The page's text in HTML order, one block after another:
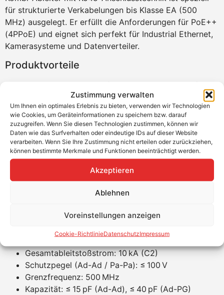
Zustimmung verwalten
Um Ihnen ein optimales Erlebnis zu bieten, verwenden wir Technologien
wie Cookies, um Geräteinformationen zu speichern bzw. darauf
zuzugreifen. Wenn Sie diesen Technologien zustimmen, können wir
Daten wie das Surfverhalten oder eindeutige IDs auf dieser Website
verarbeiten. Wenn Sie Ihre Zustimmung nicht erteilen oder zurückziehen,
können bestimmte Merkmale und Funktionen beeinträchtigt werden.
Akzeptieren
Ablehnen
Voreinstellungen anzeigen
Cookie-RichtlinieDatenschutzImpressum
für strukturierte Verkabelungen bis Klasse EA (500
MHz) ausgelegt. Er erfüllt die Anforderungen für PoE++
(4PPoE) und eignet sich perfekt für Industrial Ethernet,
Kamerasysteme und Datenverteiler.
Produktvorteile
Zuverlässiger Schutz für Ethernet bis 10 GBit/s
Geeignet für PoE, PoE+ und 4PPoE-Anwendungen
Ideal für strukturierte Netzwerke nach Klasse EA
bis 500 MHz
Einfache Montage auf Hutschiene mit RJ45-
Anschlüssen
Statusanzeige für schnelle Wartung
Vollgeschirmtes Gehäuse mit optionaler
Erdanbindung
Produkteigenschaften
Nennspannung: 3,3 V DC
Blitzstoßstrom (D1): 0,5 kA pro Ader
Gesamtableitstoßstrom: 10 kA (C2)
Schutzpegel (Ad-Ad / Pa-Pa): ≤ 100 V
Grenzfrequenz: 500 MHz
Kapazität: ≤ 15 pF (Ad-Ad), ≤ 40 pF (Ad-PG)